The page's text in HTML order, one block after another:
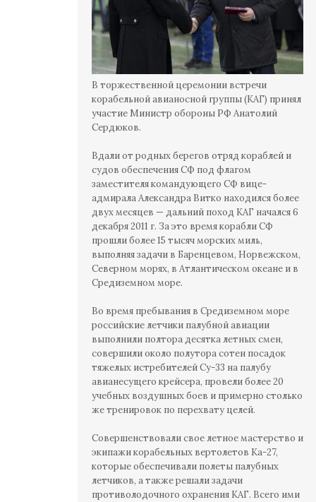
В торжественной церемонии встречи
корабельной авианосной группы (КАГ) принял
участие Министр обороны РФ Анатолий
Сердюков.
Вдали от родных берегов отряд кораблей и
судов обеспечения СФ под флагом
заместителя командующего СФ вице-
адмирала Александра Витко находился более
двух месяцев — дальний поход КАГ начался 6
декабря 2011 г. За это время корабли СФ
прошли более 15 тысяч морских миль,
выполняя задачи в Баренцевом, Норвежском,
Северном морях, в Атлантическом океане и в
Средиземном море.
Во время пребывания в Средиземном море
российские летчики палубной авиации
выполнили полтора десятка летных смен,
совершили около полутора сотен посадок
тяжелых истребителей Су-33 на палубу
авианесущего крейсера, провели более 20
учебных воздушных боев и примерно столько
же тренировок по перехвату целей.
Совершенствовали свое летное мастерство и
экипажи корабельных вертолетов Ка-27,
которые обеспечивали полеты палубных
летчиков, а также решали задачи
противолодочного охранения КАГ. Всего ими